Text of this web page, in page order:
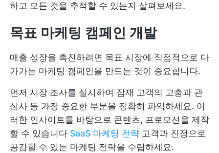
하고 모든 것을 추적할 수 있는지 살펴보세요.
목표 마케팅 캠페인 개발
매출 성장을 촉진하려면 목표 시장에 직접적으로 다
가가는 마케팅 캠페인을 만드는 것이 중요합니다.
먼저 시장 조사를 실시하여 잠재 고객의 고충과 관
심사 등 가장 중요한 부분을 정확히 파악하세요. 이
러한 인사이트를 바탕으로 콘텐츠, 프로모션을 제작
할 수 있습니다 SaaS 마케팅 전략 고객과 진정으로
공감할 수 있는 마케팅 전략을 수립하세요.